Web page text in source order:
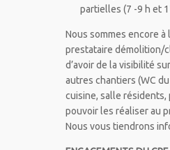
partielles (7 -9 h et
Nous sommes encore à
prestataire démolition/
d’avoir de la visibilité
autres chantiers (WC
cuisine, salle résidents,
pouvoir les réaliser au
Nous vous tiendrons